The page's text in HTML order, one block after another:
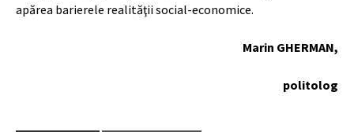
apărea barierele realităţii social-economice.
Marin GHERMAN,
politolog